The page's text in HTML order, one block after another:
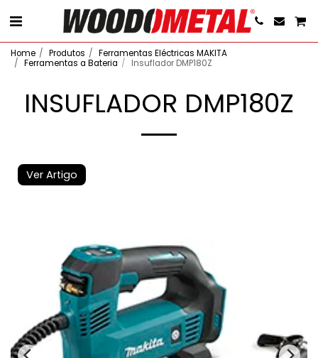
Home Produtos
Ferramentas Eléctricas MAKITA
Ferramentas a Bateria
Insuflador DMP180Z
INSUFLADOR DMP180Z
Ver Artigo